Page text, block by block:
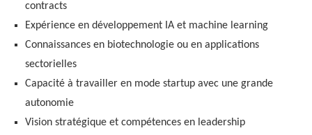
contracts
Expérience en développement IA et machine learning
Connaissances en biotechnologie ou en applications
sectorielles
Capacité à travailler en mode startup avec une grande
autonomie
Vision stratégique et compétences en leadership